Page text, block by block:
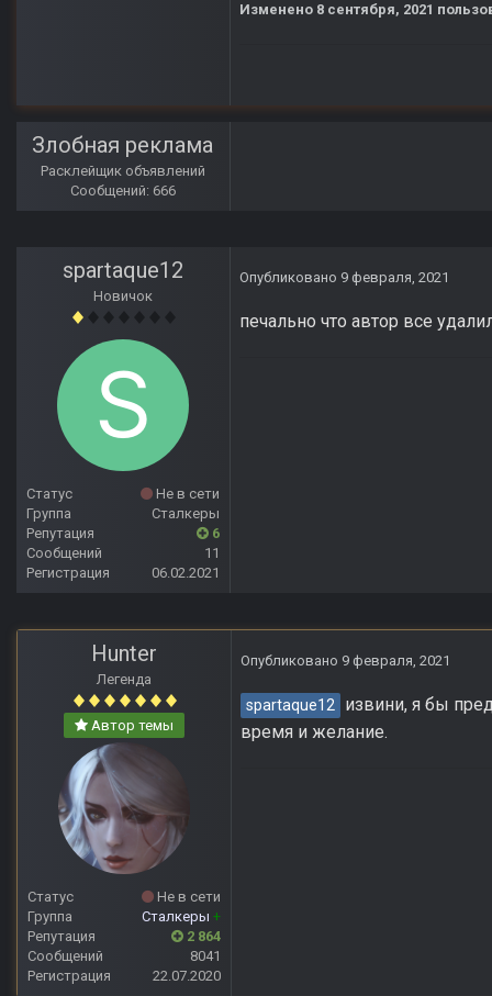
Изменено 8 сентября, 2021
Злобная реклама
Расклейщик объявлений
Сообщений: 666
spartaque12
Новичок
Статус
Не в сети
Группа
Сталкеры
Репутация
6
Сообщений
11
Регистрация
06.02.2021
Опубликовано 9 февраля, 2021
печально что автор все
Hunter
Легенда
Автор темы
Статус
Не в сети
Группа
Сталкеры +
Репутация
2 864
Сообщений
8041
Регистрация
22.07.2020
Опубликовано 9 февраля, 2021
spartaque12 извини, я бы
время и желание.